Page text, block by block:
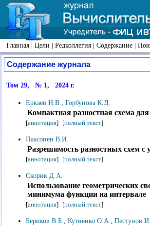
Главная | Цели | Редколлегия | Содержание |
Содержание журнала
Том 29, № 1, 2024 г.
Еркаев Н.В., Горбунова К.Д.
Компактная разностная схема
[аннотация] [полный текст]
Паасонен В.И.
Разрешимость разностных схем с
[аннотация] [полный текст]
Скорик Д.А.
Использование геометрических
минимума функции на интервале
[аннотация] [полный текст]
Бериков В.Б., Кутненко О.А., Пестунов